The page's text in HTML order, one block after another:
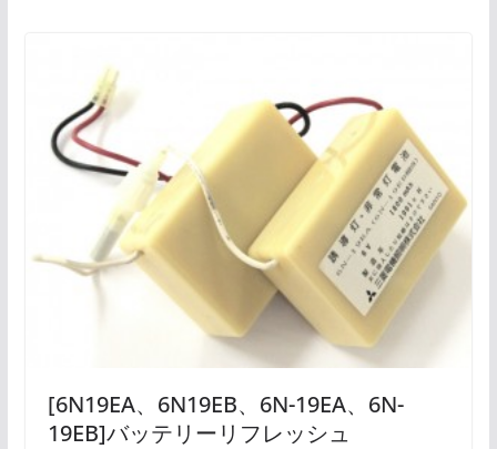
[6N19EA、6N19EB、6N-19EA、6N-
19EB]バッテリーリフレッシュ